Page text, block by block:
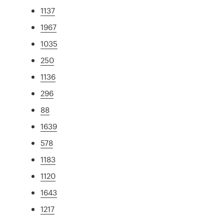
1137
1967
1035
250
1136
296
88
1639
578
1183
1120
1643
1217